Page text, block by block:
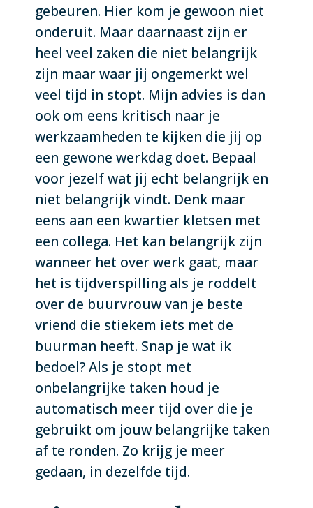
gebeuren. Hier kom je gewoon niet
onderuit. Maar daarnaast zijn er
heel veel zaken die niet belangrijk
zijn maar waar jij ongemerkt wel
veel tijd in stopt. Mijn advies is dan
ook om eens kritisch naar je
werkzaamheden te kijken die jij op
een gewone werkdag doet. Bepaal
voor jezelf wat jij echt belangrijk en
niet belangrijk vindt. Denk maar
eens aan een kwartier kletsen met
een collega. Het kan belangrijk zijn
wanneer het over werk gaat, maar
het is tijdverspilling als je roddelt
over de buurvrouw van je beste
vriend die stiekem iets met de
buurman heeft. Snap je wat ik
bedoel? Als je stopt met
onbelangrijke taken houd je
automatisch meer tijd over die je
gebruikt om jouw belangrijke taken
af te ronden. Zo krijg je meer
gedaan, in dezelfde tijd.